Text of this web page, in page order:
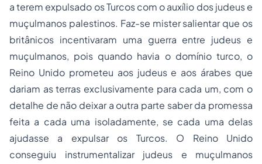
a terem expulsado os Turcos com o auxílio dos judeus e
muçulmanos palestinos. Faz-se mister salientar que os
britânicos incentivaram uma guerra entre judeus e
muçulmanos, pois quando havia o domínio turco, o
Reino Unido prometeu aos judeus e aos árabes que
dariam as terras exclusivamente para cada um, com o
detalhe de não deixar a outra parte saber da promessa
feita a cada uma isoladamente, se cada uma delas
ajudasse a expulsar os Turcos. O Reino Unido
conseguiu instrumentalizar judeus e muçulmanos